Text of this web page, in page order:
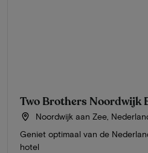
Two Brothers Noordwijk
Noordwijk aan Zee,
Geniet optimaal van de
hotel